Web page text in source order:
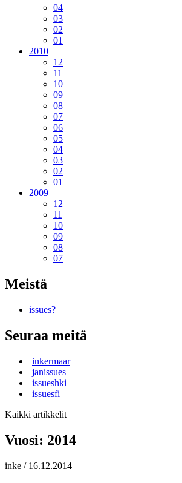
04
03
02
01
2010
12
11
10
09
08
07
06
05
04
03
02
01
2009
12
11
10
09
08
07
Meistä
issues?
Seuraa meitä
inkermaar
janissues
issueshki
issuesfi
Kaikki artikkelit
Vuosi: 2014
inke / 16.12.2014